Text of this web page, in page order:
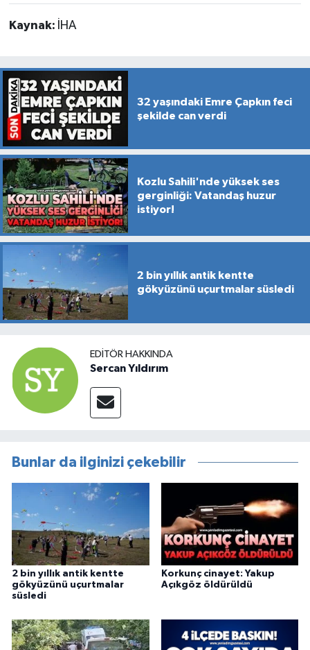
Kaynak: İHA
32 yaşındaki Emre Çapkın feci
şekilde can verdi
Kozlu Sahili'nde yüksek ses
gerginliği: Vatandaş huzur
istiyor!
2 bin yıllık antik kentte
gökyüzünü uçurtmalar süsledi
EDITÖR HAKKINDA
Sercan Yıldırım
Bunlar da ilginizi çekebilir
2 bin yıllık antik kentte
gökyüzünü uçurtmalar
süsledi
Korkunç cinayet: Yakup
Açıkgöz öldürüldü